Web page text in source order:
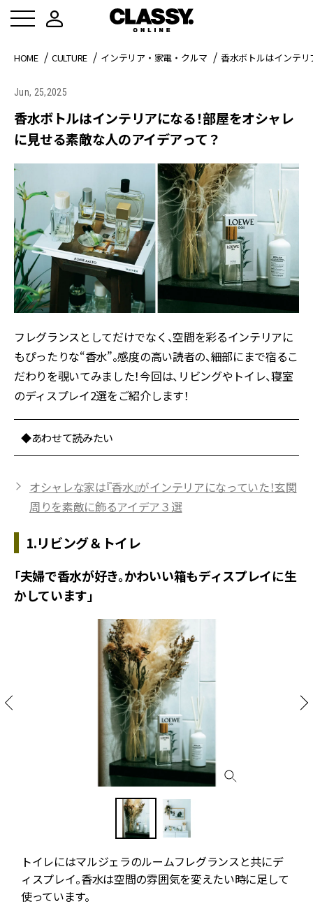
HOME CULTURE インテリア・家電・クルマ 香水ボトルはインテ
Jun, 25,2025
香水ボトルはインテリアになる！部屋をオシャレ
に見せる素敵な人のアイデアって？
フレグランスとしてだけでなく、空間を彩るインテリアに
もぴったりな“香水”。感度の高い読者の、細部にまで宿るこ
だわりを覗いてみました！今回は、リビングやトイレ、寝室
のディスプレイ2選をご紹介します！
◆あわせて読みたい
オシャレな家は『香水』がインテリアになっていた！玄関
周りを素敵に飾るアイデア３選
1.リビング＆トイレ
「夫婦で香水が好き。かわいい箱もディスプレイに生
かしています」
トイレにはマルジェラのルームフレグランスと共にデ
ィスプレイ。香水は空間の雰囲気を変えたい時に足して
使っています。